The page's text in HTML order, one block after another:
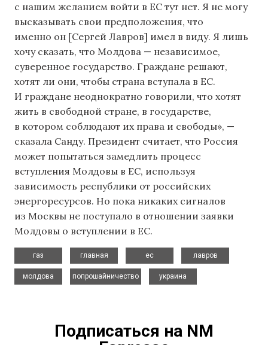
с нашим желанием войти в ЕС тут нет. Я не могу
высказывать свои предположения, что
именно он [Сергей Лавров] имел в виду. Я лишь
хочу сказать, что Молдова — независимое,
суверенное государство. Граждане решают,
хотят ли они, чтобы страна вступала в ЕС.
И граждане неоднократно говорили, что хотят
жить в свободной стране, в государстве,
в котором соблюдают их права и свободы», —
сказала Санду. Президент считает, что Россия
может попытаться замедлить процесс
вступления Молдовы в ЕС, используя
зависимость республики от российских
энергоресурсов. Но пока никаких сигналов
из Москвы не поступало в отношении заявки
Молдовы о вступлении в ЕС.
газ
главная
ес
лавров
молдова
попрошайничество
украина
Подписаться на NM